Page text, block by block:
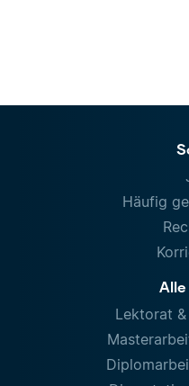
Häufig
Lektorat